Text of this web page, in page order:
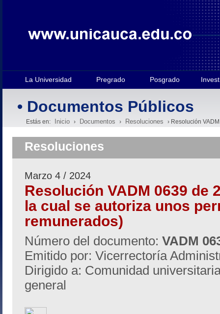
La Universidad Pregrado Posgrado
• Documentos Públicos
Estás en: Inicio › Documentos › Resoluciones › Resolución
Resoluciones
Marzo 4 / 2024
Resolución VADM 0639 de
la cual se autoriza unos
remunerados)
Número del documento: VADM
Emitido por: Vicerrectoría
Dirigido a: Comunidad
general